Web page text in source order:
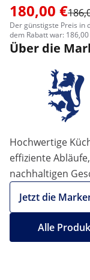
180,00 €
Der günstigste Preis in
dem Rabatt war:
Über die
Hochwertige
effiziente
nachhaltigen
Jetzt die
Alle